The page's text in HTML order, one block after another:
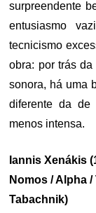
surpreendente
entusiasmo
tecnicismo
obra: por trás
sonora, há uma
diferente da de
menos intensa.
Iannis Xenákis
Nomos / Alpha
Tabachnik)